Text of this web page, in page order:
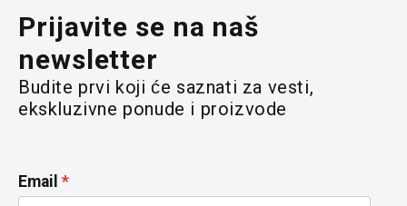
Prijavite se na naš
newsletter
Budite prvi koji će saznati za vesti,
ekskluzivne ponude i proizvode
Email